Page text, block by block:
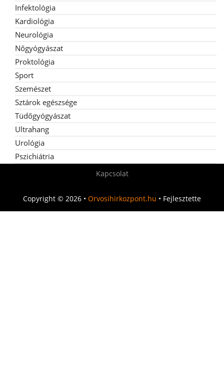
Infektológia
Kardiológia
Neurológia
Nőgyógyászat
Proktológia
Sport
Szemészet
Sztárok egészsége
Tüdőgyógyászat
Ultrahang
Urológia
Pszichiátria
Kapcsolat
Copyright © 2026 • Orvosihirkozpont.hu • Fejlesztette